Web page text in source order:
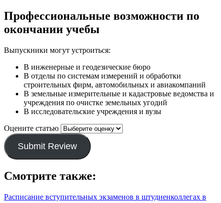
Профессиональные возможности по
окончании учебы
Выпускники могут устроиться:
В инженерные и геодезические бюро
В отделы по системам измерений и обработки
строительных фирм, автомобильных и авиакомпаний
В земельные измерительные и кадастровые ведомства и
учреждения по очистке земельных угодий
В исследовательские учреждения и вузы
Оцените статью
Submit Review
Смотрите также:
Расписание вступительных экзаменов в штудиенколлегах в